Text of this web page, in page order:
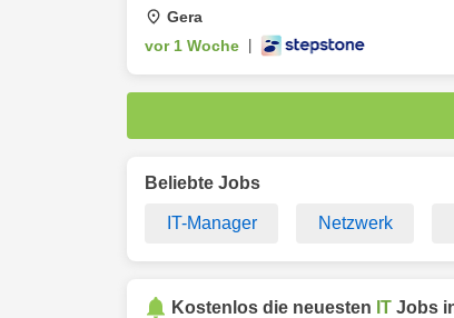
Gera
vor 1 Woche
Beliebte Jobs
IT-Manager Netzwerk
Kostenlos die neuesten IT Jobs